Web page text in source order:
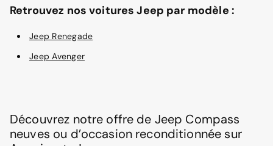
Retrouvez nos voitures Jeep par modèle :
Jeep Renegade
Jeep Avenger
Découvrez notre offre de Jeep Compass
neuves ou d’occasion reconditionnée sur